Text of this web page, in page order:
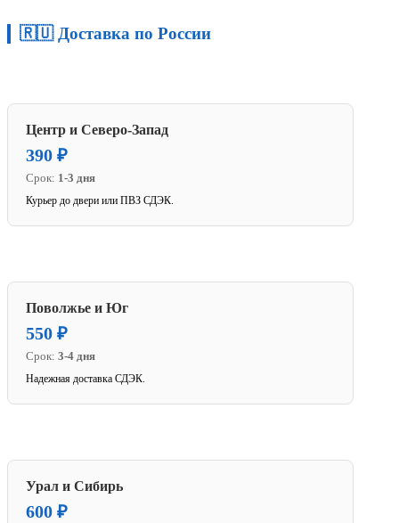
🇷🇺 Доставка по России
Центр и Северо-Запад
390 ₽
Срок: 1-3 дня
Курьер до двери или ПВЗ СДЭК.
Поволжье и Юг
550 ₽
Срок: 3-4 дня
Надежная доставка СДЭК.
Урал и Сибирь
600 ₽